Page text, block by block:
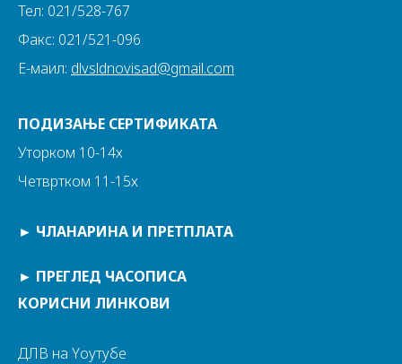
Тел: 021/528-767
Факс: 021/521-096
Е-маил: dlvsldnovisad@gmail.com
ПОДИЗАЊЕ СЕРТИФИКАТА
Уторком 10-14х
Четвртком 11-15х
► ЧЛАНАРИНА И ПРЕТПЛАТА
► ПРЕГЛЕД ЧАСОПИСА
КОРИСНИ ЛИНКОВИ
ДЛВ на Yоутубе